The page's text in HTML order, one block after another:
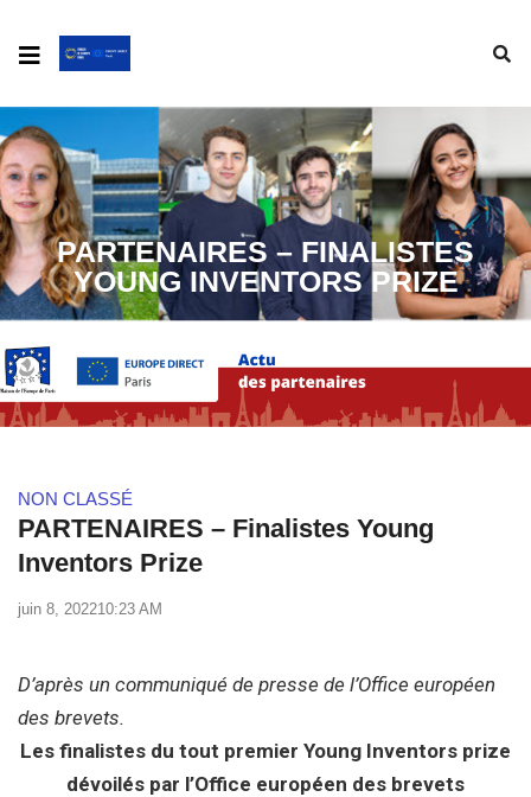
PARTENAIRES – FINALISTES
YOUNG INVENTORS PRIZE
NON CLASSÉ
PARTENAIRES – Finalistes Young
Inventors Prize
juin 8, 202210:23 AM
D’après un communiqué de presse de l’Office européen
des brevets.
Les finalistes du tout premier Young Inventors prize
dévoilés par l’Office européen des brevets